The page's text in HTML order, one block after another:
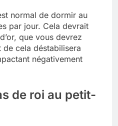
normal de dormir au
par jour. Cela devrait
que vous devrez
cela déstabilisera
négativement
de roi au petit-